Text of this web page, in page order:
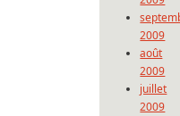
2009
août
2009
juillet
2009